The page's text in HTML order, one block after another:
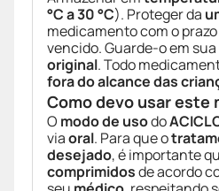
°C a 30 °C). Proteger da
medicamento com o
vencido. Guarde-o em sua
original. Todo
fora do alcance das
Como devo usar este
O modo de usodo
viaoral. Para que o
desejado, é importante
comprimidosde acordo